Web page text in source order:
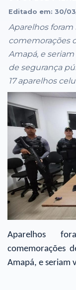
Editado em: 30/
Aparelhos
comemorações
Amapá, e
de segurança
17 aparelhos
Aparelhos
comemorações
Amapá, e seriam